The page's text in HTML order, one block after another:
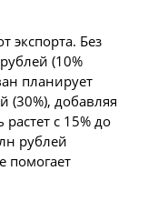
экспорта. Без
(10%
планирует
(30%), добавляя
с 15% до
рублей
помогает